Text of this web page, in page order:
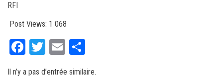
RFI
Post Views: 1 068
Fa
T
E
Il n’y a pas d’entrée similaire.